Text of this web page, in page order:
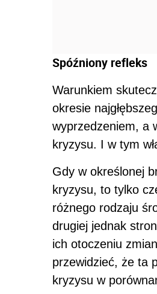
Spóźniony refleks
Warunkiem
okresie
wyprzedzeniem, a
kryzysu. I w tym
Gdy w określonej
kryzysu, to tylko
różnego rodzaju
drugiej jednak
ich otoczeniu
przewidzieć, że ta
kryzysu w